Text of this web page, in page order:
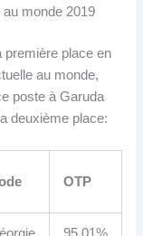
au monde 2019
première place en
au monde,
poste à Garuda
deuxième place:
OTP